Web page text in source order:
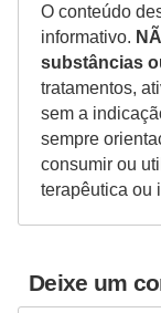
O conteúdo
informativo.
substâncias
tratamentos,
sem a
sempre
consumir ou
terapêutica ou
Deixe um